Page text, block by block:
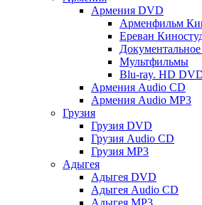
Армения DVD
Арменфильм
Ереван
Мультфильмы
Blu-ray. HD
Армения Audio CD
Армения Audio MP3
Грузия
Грузия DVD
Грузия Audio CD
Грузия MP3
Адыгея
Адыгея DVD
Адыгея Audio CD
Адыгея MP3